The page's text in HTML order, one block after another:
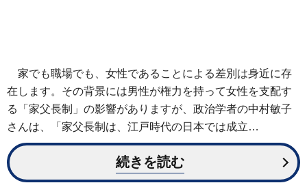
家でも職場でも、女性であることによる差別は身近に存
在します。その背景には男性が権力を持って女性を支配す
る「家父長制」の影響がありますが、政治学者の中村敏子
さんは、「家父長制は、江戸時代の日本では成立…
続きを読む